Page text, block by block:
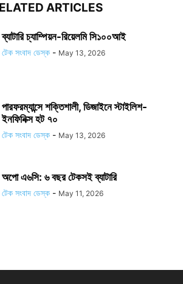
ARTICLES
ব্যাটারি চ্যাম্পিয়ন-রিয়েলমি সি১০০আই
টেক সংবাদ ডেস্ক - May 13, 2026
পারফরম্যান্সে শক্তিশালী, ডিজাইনে স্টাইলিশ-
ইনফিনিক্স হট ৭০
টেক সংবাদ ডেস্ক - May 13, 2026
অপো এ৬সি: ৬ বছর টেকসই ব্যাটারি
টেক সংবাদ ডেস্ক - May 11, 2026